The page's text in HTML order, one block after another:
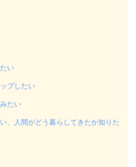
い
プしたい
たい
、人間がどう暮らしてきたか知りた